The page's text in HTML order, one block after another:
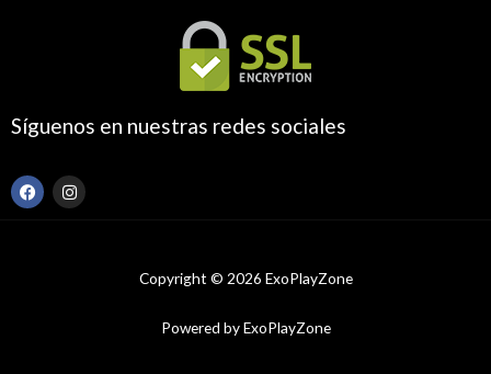
Síguenos en nuestras redes sociales
F
a
I
n
Copyright © 2026 ExoPlayZone
Powered by ExoPlayZone